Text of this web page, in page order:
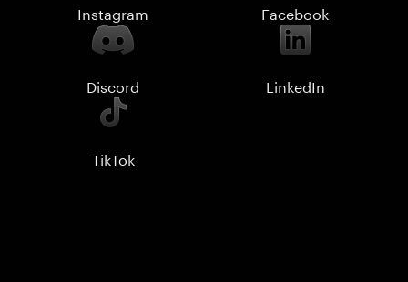
Instagram Facebook
Discord LinkedIn
TikTok